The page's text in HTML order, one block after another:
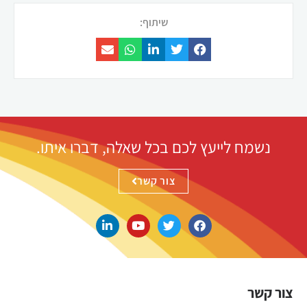
שיתוף:
נשמח לייעץ לכם בכל שאלה, דברו איתו.
צור קשר
צור קשר